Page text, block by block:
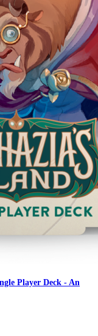
Player Deck - An